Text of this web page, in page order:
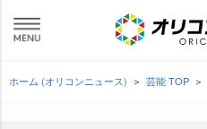
ホーム (オリコンニュース) 芸能 TOP